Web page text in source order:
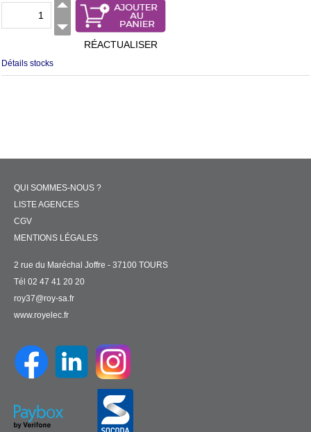
RÉACTUALISER
Détails stocks
QUI SOMMES-NOUS ?
LISTE AGENCES
CGV
MENTIONS LÉGALES
2 rue du Maréchal Joffre - 37100 TOURS
Tél 02 47 41 20 20
roy37@roy-sa.fr
www.royelec.fr